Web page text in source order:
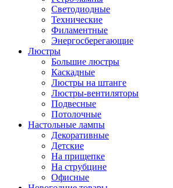
Светодиодные
Технические
Филаментные
Энергосберегающие
Люстры
Большие люстры
Каскадные
Люстры на штанге
Люстры-вентиляторы
Подвесные
Потолочные
Настольные лампы
Декоративные
Детские
На прищепке
На струбцине
Офисные